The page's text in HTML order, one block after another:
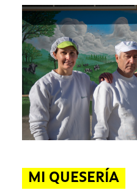
MI QUESERÍA